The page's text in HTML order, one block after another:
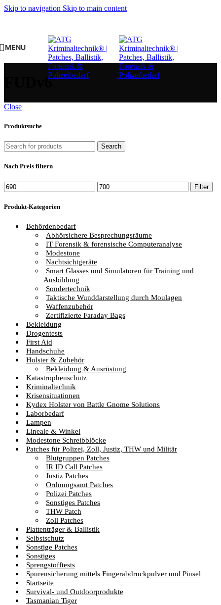
Skip to navigation Skip to main content
MENU
FUDv6
Close
Produktsuche
Search
Nach Preis filtern
Min.
Preis
Max.
Preis
Filter
Produkt-Kategorien
Behördenbedarf
Abhörsichere Besprechungsräume
IT Forensik & forensische Computeranalyse
Modestone
Nachtsichtgeräte
Smart Glasses und Simulatoren für Training und
Ausbildung
Sondertechnik
Taktische Wunddarstellung durch Moulagen
Waffenzubehör
Zertifizierte Faraday Bags
Bekleidung
Drogentests
First Aid
Handschuhe
Holster & Zubehör
Bekleidung & Ausrüstung
Katastrophenschutz
Kriminaltechnik
Krisensituationen
Kydex Holster von Battle Gnome Solutions
Laborbedarf
Lampen
Lineale & Winkel
Modestone Schreibblöcke
Patches für Polizei, Zoll, Justiz, THW und Militär
Blutgruppen Patches
IR ID Call Patches
Justiz Patches
Ordnungsamt Patches
Polizei Patches
Sonstiges Patches
THW Patch
Zoll Patches
Plattenträger & Ballistik
Selbstschutz
Sonstige Patches
Sonstiges
Sprengstofftests
Spurensicherung mittels Fingerabdruckpulver und Pinsel
Startseite
Survival- und Outdoorprodukte
Tasmanian Tiger